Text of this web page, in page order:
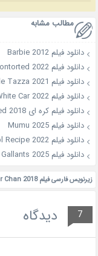
مطالب مشابه
دانلود فیلم Barbie 2012
دانلود فیلم Contorted 2022
دانلود فیلم Female Tazza 2021
دانلود فیلم Woman in a White Car 2022
دانلود فیلم کره ای Unfinished 2018
دانلود فیلم Mumu 2025
دانلود فیلم Idol Recipe 2022
دانلود فیلم Legends of the Condor Heroes: The Gallants 2025
زیرنویس فارسی فیلم Agent Mr Chan 2018
7 دیدگاه